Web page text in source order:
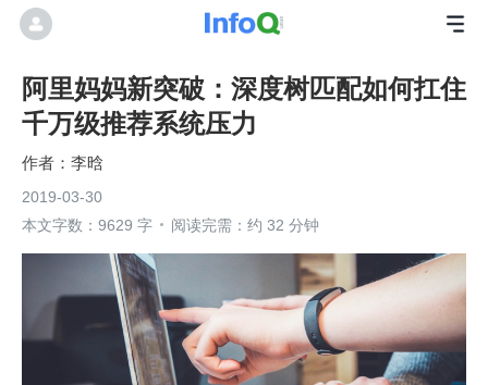
阿里妈妈新突破：深度树匹配如何扛住
千万级推荐系统压力
李晗
2019-03-30
本文字数：9629 字
阅读完需：约 32 分钟